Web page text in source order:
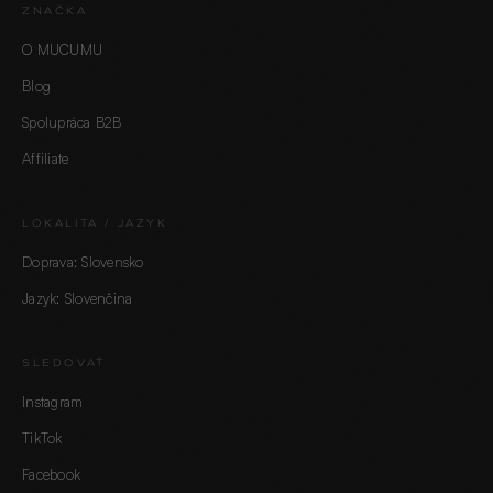
ZNAČKA
O MUCUMU
Blog
Spolupráca B2B
Affiliate
LOKALITA / JAZYK
Doprava: Slovensko
Jazyk: Slovenčina
SLEDOVAŤ
Instagram
TikTok
Facebook